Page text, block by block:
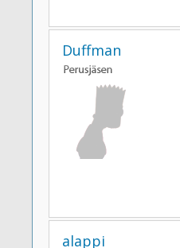
Duffman
alappi